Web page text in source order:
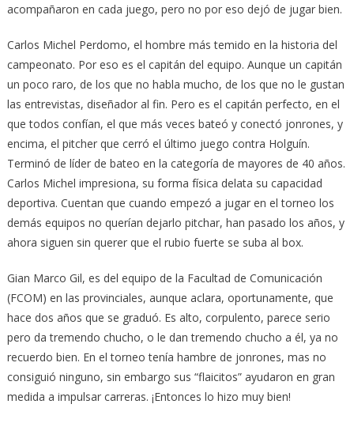
acompañaron en cada juego, pero no por eso dejó de jugar bien.
Carlos Michel Perdomo, el hombre más temido en la historia del
campeonato. Por eso es el capitán del equipo. Aunque un capitán
un poco raro, de los que no habla mucho, de los que no le gustan
las entrevistas, diseñador al fin. Pero es el capitán perfecto, en el
que todos confían, el que más veces bateó y conectó jonrones, y
encima, el pitcher que cerró el último juego contra Holguín.
Terminó de líder de bateo en la categoría de mayores de 40 años.
Carlos Michel impresiona, su forma física delata su capacidad
deportiva. Cuentan que cuando empezó a jugar en el torneo los
demás equipos no querían dejarlo pitchar, han pasado los años, y
ahora siguen sin querer que el rubio fuerte se suba al box.
Gian Marco Gil, es del equipo de la Facultad de Comunicación
(FCOM) en las provinciales, aunque aclara, oportunamente, que
hace dos años que se graduó. Es alto, corpulento, parece serio
pero da tremendo chucho, o le dan tremendo chucho a él, ya no
recuerdo bien. En el torneo tenía hambre de jonrones, mas no
consiguió ninguno, sin embargo sus “flaicitos” ayudaron en gran
medida a impulsar carreras. ¡Entonces lo hizo muy bien!